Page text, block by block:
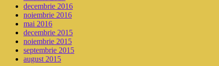
decembrie 2016
noiembrie 2016
mai 2016
decembrie 2015
noiembrie 2015
septembrie 2015
august 2015